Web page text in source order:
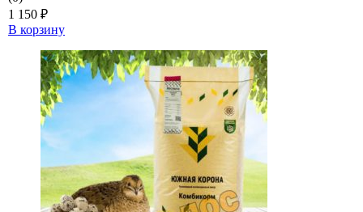
1 150 ₽
В корзину